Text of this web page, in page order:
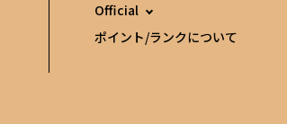
Official
ポイント/ランクについて